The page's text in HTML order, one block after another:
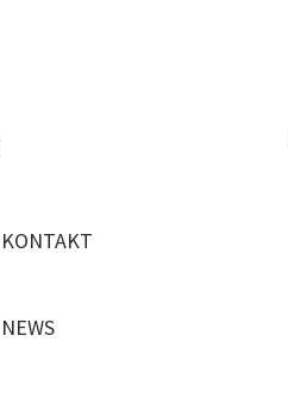
KONTAKT
NEWS